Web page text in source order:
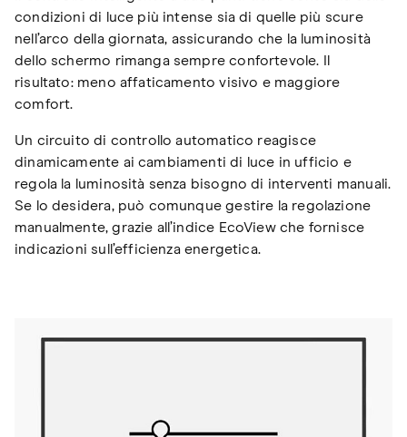
condizioni di luce più intense sia di quelle più scure
nell’arco della giornata, assicurando che la luminosità
dello schermo rimanga sempre confortevole. Il
risultato: meno affaticamento visivo e maggiore
comfort.
Un circuito di controllo automatico reagisce
dinamicamente ai cambiamenti di luce in ufficio e
regola la luminosità senza bisogno di interventi manuali.
Se lo desidera, può comunque gestire la regolazione
manualmente, grazie all’indice EcoView che fornisce
indicazioni sull’efficienza energetica.